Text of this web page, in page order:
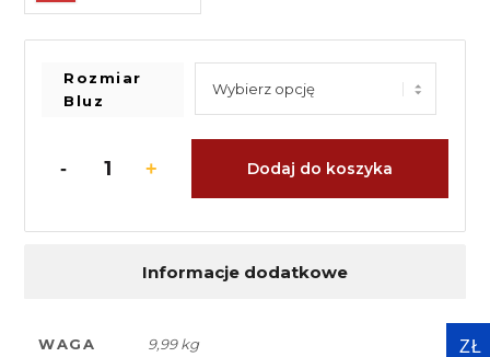
Rozmiar
Bluz
Dodaj do koszyka
Informacje dodatkowe
WAGA 9,99 kg ZŁ